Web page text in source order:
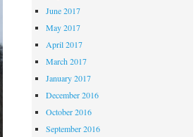
June 2017
May 2017
April 2017
March 2017
January 2017
December 2016
October 2016
September 2016